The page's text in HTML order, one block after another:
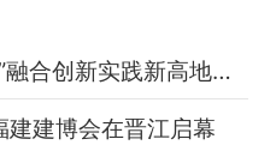
“企业家+科学家+投资家”融合创新实践新高地——晋江市三创园打造“县域科创生态高地”样板
建建博会在晋江启幕